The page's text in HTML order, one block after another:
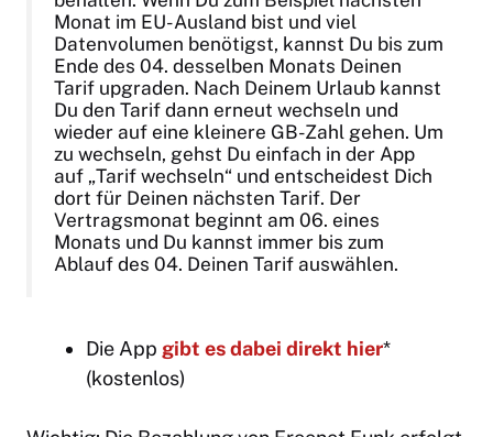
Monat im EU-Ausland bist und viel
Datenvolumen benötigst, kannst Du bis zum
Ende des 04. desselben Monats Deinen
Tarif upgraden. Nach Deinem Urlaub kannst
Du den Tarif dann erneut wechseln und
wieder auf eine kleinere GB-Zahl gehen. Um
zu wechseln, gehst Du einfach in der App
auf „Tarif wechseln“ und entscheidest Dich
dort für Deinen nächsten Tarif. Der
Vertragsmonat beginnt am 06. eines
Monats und Du kannst immer bis zum
Ablauf des 04. Deinen Tarif auswählen.
Die App gibt es dabei direkt hier*
(kostenlos)